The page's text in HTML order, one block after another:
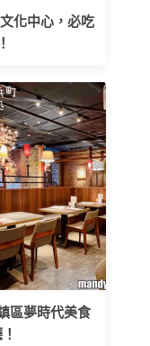
化中心，必吃
區夢時代美食